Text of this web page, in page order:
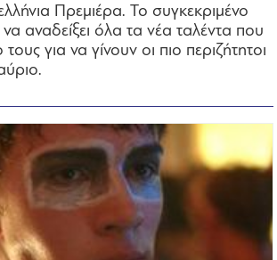
Πρεμιέρα. Το συγκεκριμένο
αναδείξει όλα τα νέα ταλέντα που
για να γίνουν οι πιο περιζήτητοι